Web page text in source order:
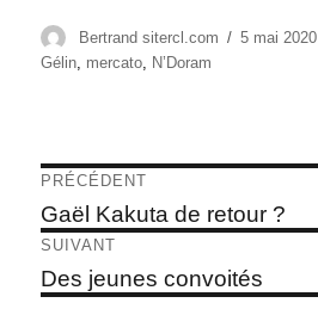
Auteur
Bertrand sitercl.com
Publié
5 mai 2020
Gélin, mercato, N’Doram
Navigation
de
l’article
PRÉCÉDENT
Article
précédent :
Gaël Kakuta de retour ?
SUIVANT
Article
suivant :
Des jeunes convoités